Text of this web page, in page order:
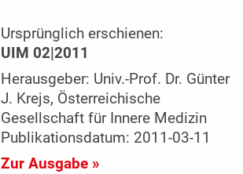
Ursprünglich erschienen:
UIM 02|2011
Herausgeber: Univ.-Prof. Dr. Günter
J. Krejs, Österreichische
Gesellschaft für Innere Medizin
Publikationsdatum: 2011-03-11
Zur Ausgabe »